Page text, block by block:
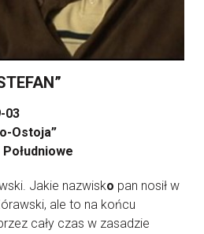
03
Ostoja”
Jakie nazwisko pan nosił w
ale to na końcu
cały czas w zasadzie